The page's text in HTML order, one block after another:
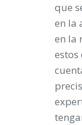
que
en la
en la
estos